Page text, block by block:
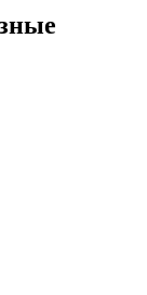
и комиссиями